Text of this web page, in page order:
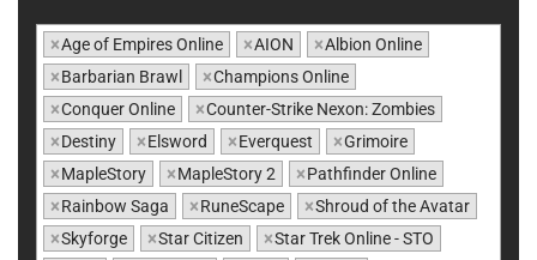
×Age of Empires Online ×AION ×Albion Online
×Barbarian Brawl ×Champions Online
×Conquer Online ×Counter-Strike Nexon: Zombies
×Destiny ×Elsword ×Everquest ×Grimoire
×MapleStory ×MapleStory 2 ×Pathfinder Online
×Rainbow Saga ×RuneScape ×Shroud of the Avatar
×Skyforge ×Star Citizen ×Star Trek Online - STO